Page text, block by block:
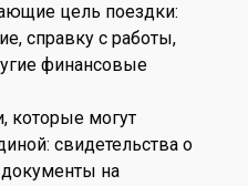
цель поездки:
справку с работы,
финансовые
которые могут
свидетельства о
на